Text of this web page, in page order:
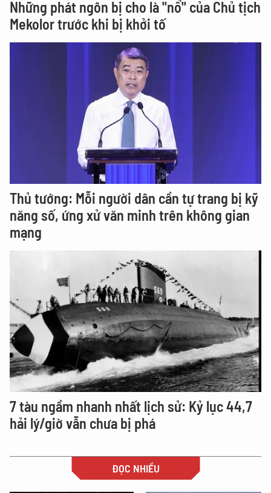
Những phát ngôn bị cho là "nổ" của Chủ tịch
Mekolor trước khi bị khởi tố
Thủ tướng: Mỗi người dân cần tự trang bị kỹ
năng số, ứng xử văn minh trên không gian
mạng
7 tàu ngầm nhanh nhất lịch sử: Kỷ lục 44,7
hải lý/giờ vẫn chưa bị phá
ĐỌC NHIỀU